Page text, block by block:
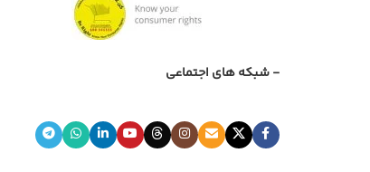
- شبکه های اجتماعی